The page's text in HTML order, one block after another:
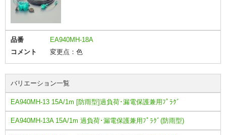
品番
EA940MH-18A
コメント
変更点：色
バリエーション一覧
EA940MH-13 15A/1m [防雨型]過負荷･漏電保護兼用ﾌﾟﾗｸﾞ
EA940MH-13A 15A/1m 過負荷･漏電保護兼用ﾌﾟﾗｸﾞ(防雨型)